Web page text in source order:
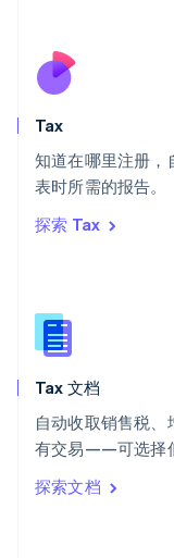
Tax
知道在哪里注册，
表时所需的报告。
探索 Tax
Tax 文档
自动收取销售税
有交易——可选择
探索文档
English
斯洛伐克
泰国
ไทยEnglish
English
English
新西兰
匈牙利
意大利
ItalianoEnglish
印度
English